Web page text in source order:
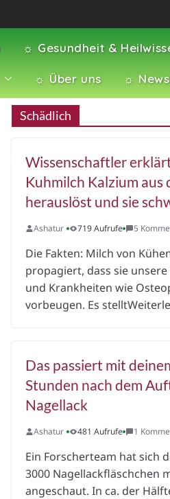
☼ Gesundheit &
☼ Über uns ☼
Schädlich
Wissenschaftler
Kuhmilch Kalzium aus
herauslöst und sie
Ashatur 719 Aufrufe 5
Die Fakten: Milch von
propagiert, dass sie
und Krankheiten wie
vorbeugen. Es
Das passiert mit
Stunden nach dem
Nagellack
Ashatur 481 Aufrufe 1
Ein Forscherteam hat sich
3000 Nagellackfläschchen
angeschaut. In ca. der